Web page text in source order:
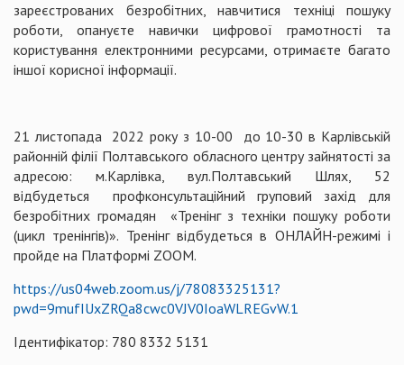
зареєстрованих безробітних, навчитися техніці пошуку
роботи, опануєте навички цифрової грамотності та
користування електронними ресурсами, отримаєте багато
іншої корисної інформації.
21 листопада 2022 року з 10-00 до 10-30 в Карлівській
районній філії Полтавського обласного центру зайнятості за
адресою: м.Карлівка, вул.Полтавський Шлях, 52
відбудеться профконсультаційний груповий захід для
безробітних громадян «Тренінг з техніки пошуку роботи
(цикл тренінгів)». Тренінг відбудеться в ОНЛАЙН-режимі і
пройде на Платформі ZOOM.
https://us04web.zoom.us/j/78083325131?
pwd=9mufIUxZRQa8cwc0VJV0IoaWLREGvW.1
Ідентифікатор: 780 8332 5131